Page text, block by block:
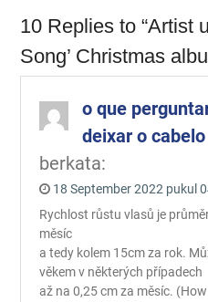
10 Replies to “Artist
Song’ Christmas
o que
deixar o
berkata:
18 September 2022 pukul
Rychlost růstu vlasů je
měsíc
a tedy kolem 15cm za rok.
věkem v některých případech
až na 0,25 cm za měsíc.